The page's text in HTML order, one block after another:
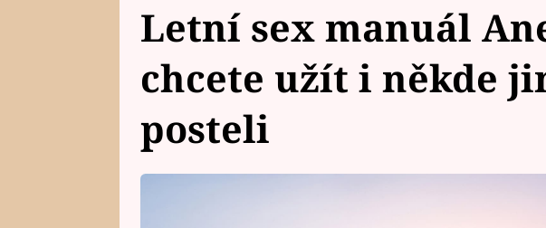
Letní sex manuál
chcete užít i někde
posteli